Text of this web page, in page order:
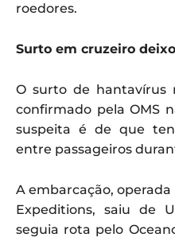
roedores.
Surto em cruzeiro
O surto de hantavírus
confirmado pela OMS
suspeita é de que
entre passageiros
A embarcação,
Expeditions, saiu de
seguia rota pelo